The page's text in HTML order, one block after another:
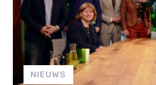
NIEUWS